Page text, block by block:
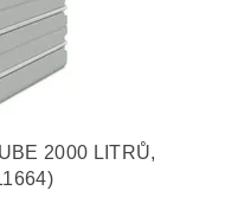
2000 LITRŮ,